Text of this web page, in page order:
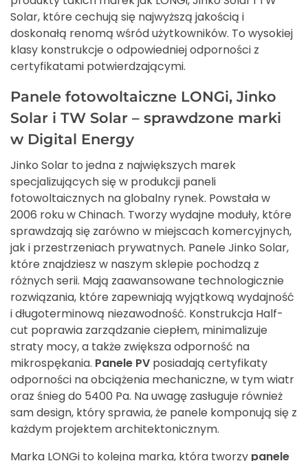
Solar, które cechują się najwyższą jakością i
doskonałą renomą wśród użytkowników. To wysokiej
klasy konstrukcje o odpowiedniej odporności z
certyfikatami potwierdzającymi.
Panele fotowoltaiczne LONGi, Jinko
Solar i TW Solar – sprawdzone marki
w Digital Energy
Jinko Solar to jedna z największych marek
specjalizujących się w produkcji paneli
fotowoltaicznych na globalny rynek. Powstała w
2006 roku w Chinach. Tworzy wydajne moduły, które
sprawdzają się zarówno w miejscach komercyjnych,
jak i przestrzeniach prywatnych. Panele Jinko Solar,
które znajdziesz w naszym sklepie pochodzą z
różnych serii. Mają zaawansowane technologicznie
rozwiązania, które zapewniają wyjątkową wydajność
i długoterminową niezawodność. Konstrukcja Half-
cut poprawia zarządzanie ciepłem, minimalizuje
straty mocy, a także zwiększa odporność na
mikrospękania. Panele PV posiadają certyfikaty
odporności na obciążenia mechaniczne, w tym wiatr
oraz śnieg do 5400 Pa. Na uwagę zasługuje również
sam design, który sprawia, że panele komponują się z
każdym projektem architektonicznym.
Marka LONGi to kolejna marka, która tworzy panele